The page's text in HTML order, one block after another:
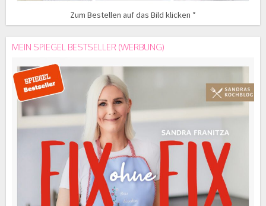
Zum Bestellen auf das Bild klicken *
MEIN SPIEGEL BESTSELLER (WERBUNG)